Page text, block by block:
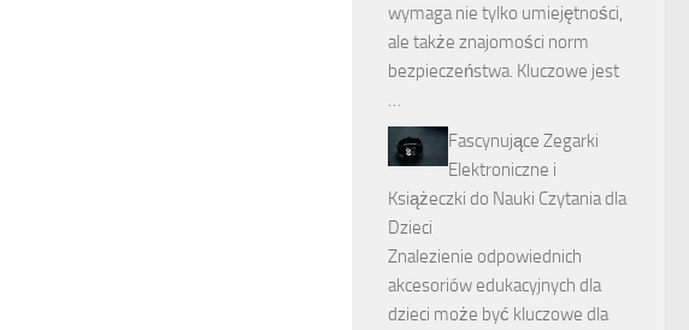
wymaga nie tylko umiejętności,
ale także znajomości norm
bezpieczeństwa. Kluczowe jest
…
Fascynujące Zegarki
Elektroniczne i
Książeczki do Nauki Czytania dla
Dzieci
Znalezienie odpowiednich
akcesoriów edukacyjnych dla
dzieci może być kluczowe dla